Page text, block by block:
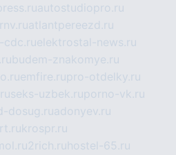
autostudiopro.ru
atlantpereezd.ru
cdc.ruelektrostal-news.ru
budem-znakomye.ru
emfire.rupro-otdelky.ru
seks-uzbek.ruporno-vk.ru
dosug.ruadonyev.ru
krospr.ru
2rich.ru hostel-65.ru